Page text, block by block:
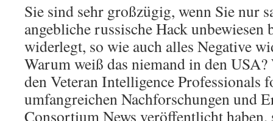
Sie sind sehr großzügig, wenn Sie nur
angebliche russische Hack
widerlegt, so wie auch alles Negative
Warum weiß das niemand in den
den Veteran Intelligence Professionals
umfangreichen Nachforschungen und
Consortium News veröffentlicht haben,